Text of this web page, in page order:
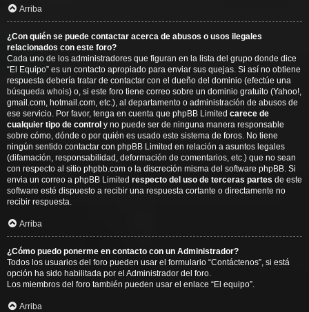
Arriba
¿Con quién se puede contactar acerca de abusos o usos ilegales
relacionados con este foro?
Cada uno de los administradores que figuran en la lista del grupo donde dice
“El Equipo” es un contacto apropiado para enviar sus quejas. Si así no obtiene
respuesta debería tratar de contactar con el dueño del dominio (efectúe una
búsqueda whois) o, si este foro tiene correo sobre un dominio gratuito (Yahoo!,
gmail.com, hotmail.com, etc.), al departamento o administración de abusos de
ese servicio. Por favor, tenga en cuenta que phpBB Limited carece de
cualquier tipo de control y no puede ser de ninguna manera responsable
sobre cómo, dónde o por quién es usado este sistema de foros. No tiene
ningún sentido contactar con phpBB Limited en relación a asuntos legales
(difamación, responsabilidad, deformación de comentarios, etc.) que no sean
con respecto al sitio phpbb.com o la discreción misma del software phpBB. Si
envia un correo a phpBB Limited respecto del uso de terceras partes de este
software esté dispuesto a recibir una respuesta cortante o directamente no
recibir respuesta.
Arriba
¿Cómo puedo ponerme en contacto con un Administrador?
Todos los usuarios del foro pueden usar el formulario “Contáctenos”, si está
opción ha sido habilitada por el Administrador del foro.
Los miembros del foro también pueden usar el enlace “El equipo”.
Arriba